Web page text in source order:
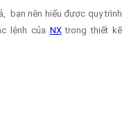
bạn nên hiểu được quy trình
lệnh của NXtrong thiết kế